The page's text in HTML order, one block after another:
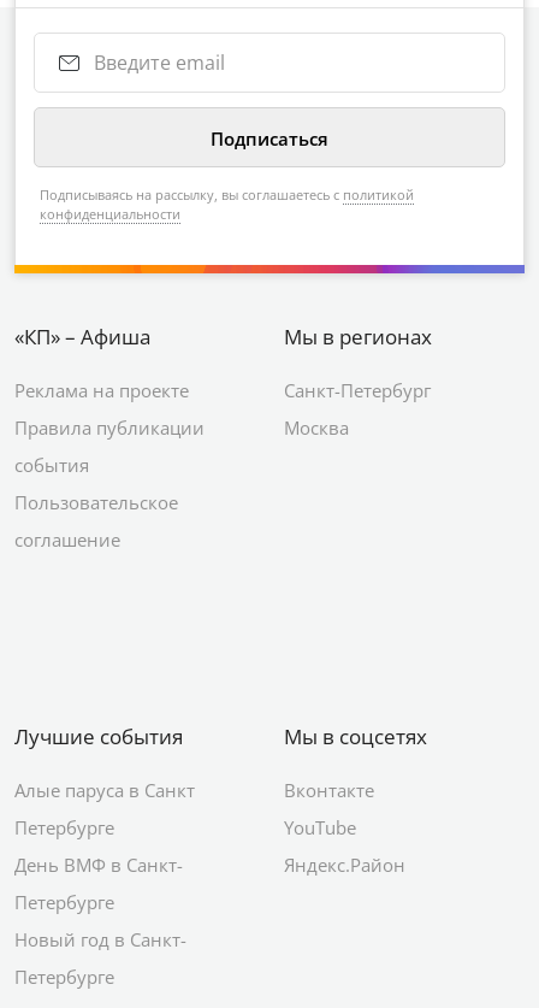
Подписываясь на рассылку, вы соглашаетесь с политикой
конфиденциальности
«КП» – Афиша
Реклама на проекте
Правила публикации
события
Пользовательское
соглашение
Мы в регионах
Санкт-Петербург
Москва
Лучшие события
Алые паруса в Санкт
Петербурге
День ВМФ в Санкт-
Петербурге
Новый год в Санкт-
Петербурге
Мы в соцсетях
Вконтакте
YouTube
Яндекс.Район